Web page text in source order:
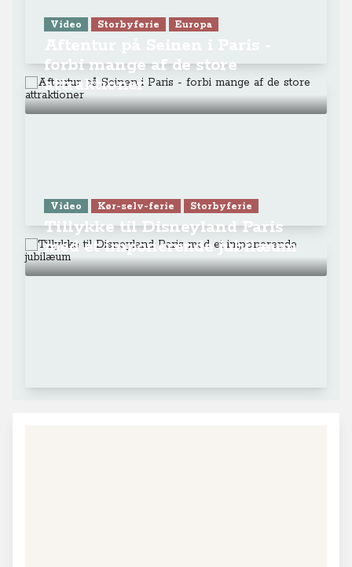
Video Storbyferie Europa
forbi mange af de store
attraktioner
Video Kør-selv-ferie Storbyferie
Tillykke til Disneyland Paris
med et imponerende jubilæum